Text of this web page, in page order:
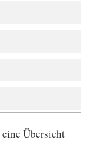
Übersicht